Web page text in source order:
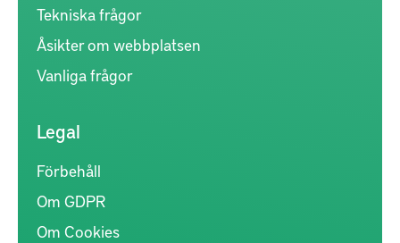
Tekniska frågor
Åsikter om webbplatsen
Vanliga frågor
Legal
Förbehåll
Om GDPR
Om Cookies